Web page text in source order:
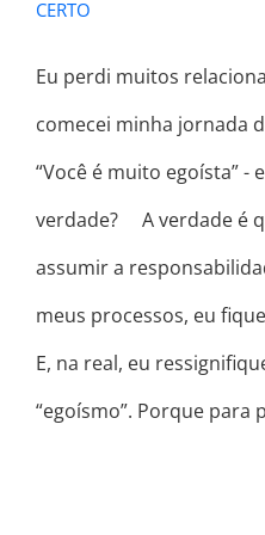
CERTO
Eu perdi muitos
comecei minha jornada
“Você é muito egoísta” -
verdade? ⠀ A verdade é
assumir a
meus processos, eu
E, na real, eu
“egoísmo”. Porque para